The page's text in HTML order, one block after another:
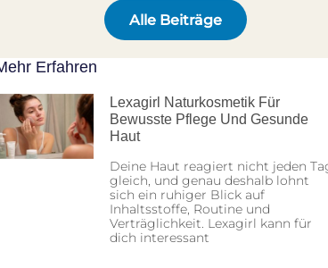
Alle Beiträge
Erfahren
Lexagirl Naturkosmetik Für
Bewusste Pflege Und Gesunde
Haut
Deine Haut reagiert nicht jeden
gleich, und genau deshalb lohnt
sich ein ruhiger Blick auf
Inhaltsstoffe, Routine und
Verträglichkeit. Lexagirl kann für
dich interessant